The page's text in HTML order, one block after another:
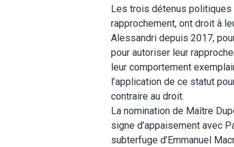
Les trois détenus politiques
rapprochement, ont droit à
Alessandri depuis 2017,
pour autoriser leur
leur comportement
l’application de ce statut
contraire au droit.
La nomination de Maître
signe d’appaisement avec
subterfuge d’Emmanuel